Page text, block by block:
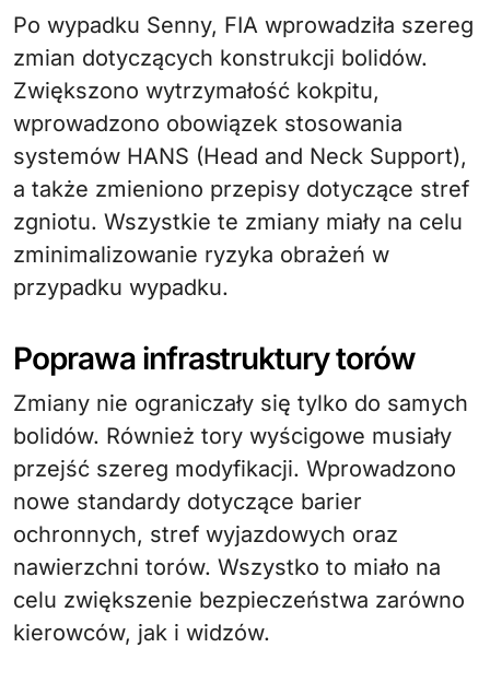
Po wypadku Senny, FIA wprowadziła szereg
zmian dotyczących konstrukcji bolidów.
Zwiększono wytrzymałość kokpitu,
wprowadzono obowiązek stosowania
systemów HANS (Head and Neck Support),
a także zmieniono przepisy dotyczące stref
zgniotu. Wszystkie te zmiany miały na celu
zminimalizowanie ryzyka obrażeń w
przypadku wypadku.
Poprawa infrastruktury torów
Zmiany nie ograniczały się tylko do samych
bolidów. Również tory wyścigowe musiały
przejść szereg modyfikacji. Wprowadzono
nowe standardy dotyczące barier
ochronnych, stref wyjazdowych oraz
nawierzchni torów. Wszystko to miało na
celu zwiększenie bezpieczeństwa zarówno
kierowców, jak i widzów.